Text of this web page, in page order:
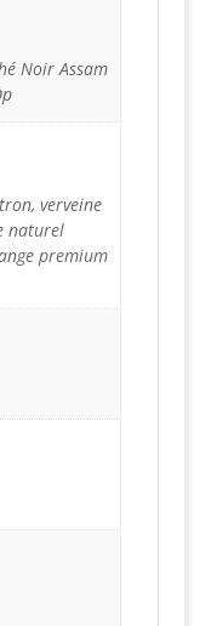
Noir Assam
verveine
naturel
premium